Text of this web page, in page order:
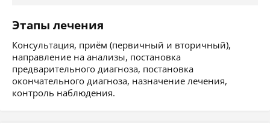
Этапы лечения
Консультация, приём (первичный и вторичный),
направление на анализы, постановка
предварительного диагноза, постановка
окончательного диагноза, назначение лечения,
контроль наблюдения.